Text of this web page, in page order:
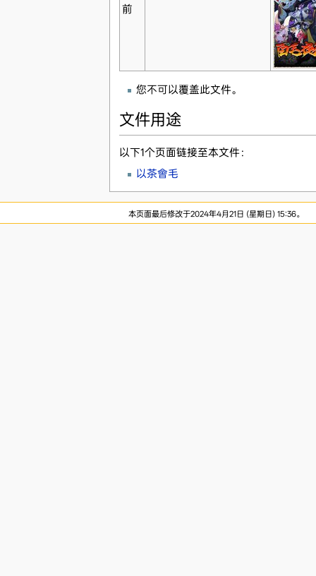
前
您不可以覆盖此文件。
文件用途
以下1个页面链接至本文件：
以茶會毛
本页面最后修改于2024年4月21日 (星期日) 15:36。